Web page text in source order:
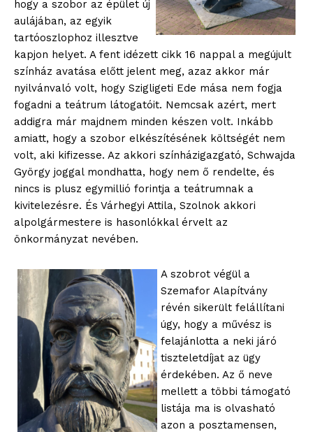
hogy a szobor az épület új
aulájában, az egyik
tartóoszlophoz illesztve
kapjon helyet. A fent idézett cikk 16 nappal a megújult
színház avatása előtt jelent meg, azaz akkor már
nyilvánvaló volt, hogy Szigligeti Ede mása nem fogja
fogadni a teátrum látogatóit. Nemcsak azért, mert
addigra már majdnem minden készen volt. Inkább
amiatt, hogy a szobor elkészítésének költségét nem
volt, aki kifizesse. Az akkori színházigazgató, Schwajda
György joggal mondhatta, hogy nem ő rendelte, és
nincs is plusz egymillió forintja a teátrumnak a
kivitelezésre. És Várhegyi Attila, Szolnok akkori
alpolgármestere is hasonlókkal érvelt az
önkormányzat nevében.
A szobrot végül a
Szemafor Alapítvány
révén sikerült felállítani
úgy, hogy a művész is
felajánlotta a neki járó
tiszteletdíjat az ügy
érdekében. Az ő neve
mellett a többi támogató
listája ma is olvasható
azon a posztamensen,